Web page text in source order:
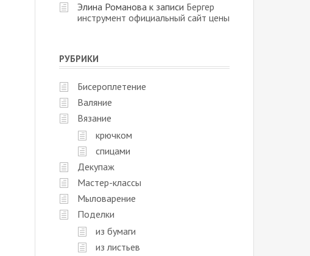
Элина Романова к записи Бергер
инструмент официальный сайт цены
РУБРИКИ
Бисероплетение
Валяние
Вязание
крючком
спицами
Декупаж
Мастер-классы
Мыловарение
Поделки
из бумаги
из листьев